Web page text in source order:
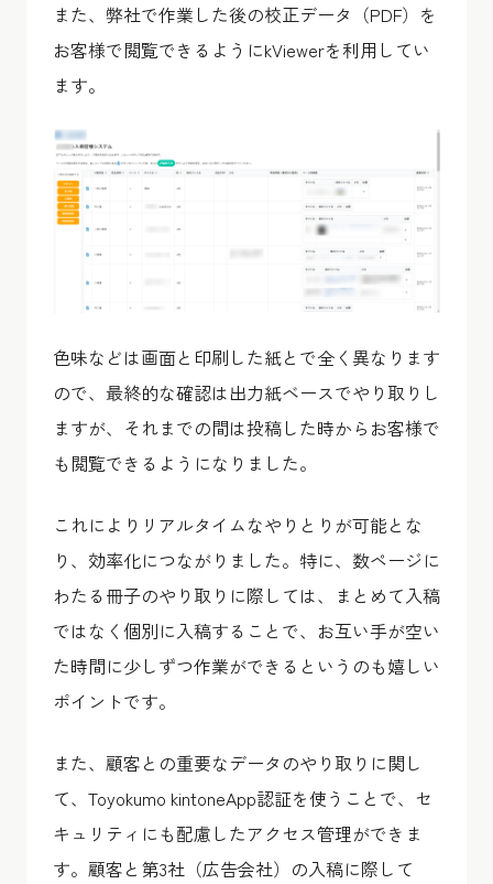
また、弊社で作業した後の校正データ（PDF）を
お客様で閲覧できるようにkViewerを利用してい
ます。
色味などは画面と印刷した紙とで全く異なります
ので、最終的な確認は出力紙ベースでやり取りし
ますが、それまでの間は投稿した時からお客様で
も閲覧できるようになりました。
これによりリアルタイムなやりとりが可能とな
り、効率化につながりました。特に、数ページに
わたる冊子のやり取りに際しては、まとめて入稿
ではなく個別に入稿することで、お互い手が空い
た時間に少しずつ作業ができるというのも嬉しい
ポイントです。
また、顧客との重要なデータのやり取りに関し
て、Toyokumo kintoneApp認証を使うことで、セ
キュリティにも配慮したアクセス管理ができま
す。顧客と第3社（広告会社）の入稿に際して